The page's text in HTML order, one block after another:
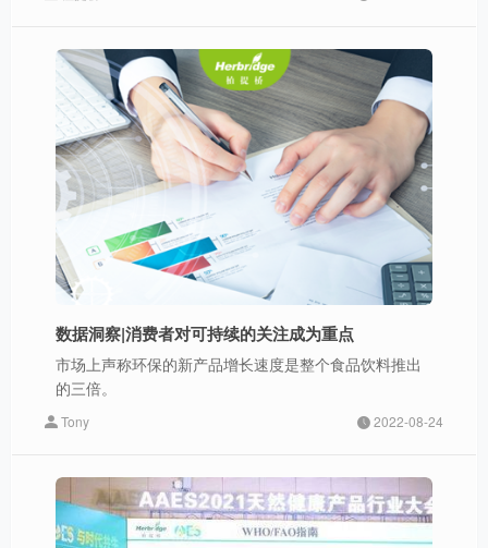
数据洞察|消费者对可持续的关注成为重点
市场上声称环保的新产品增长速度是整个食品饮料推出
的三倍。
Tony 2022-08-24